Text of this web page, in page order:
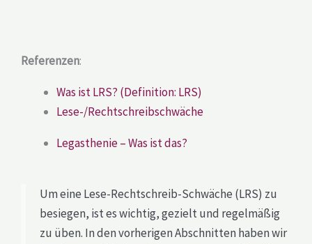
Referenzen:
Was ist LRS? (Definition: LRS)
Lese-/Rechtschreibschwäche
Legasthenie – Was ist das?
Um eine Lese-Rechtschreib-Schwäche (LRS) zu
besiegen, ist es wichtig, gezielt und regelmäßig
zu üben. In den vorherigen Abschnitten haben wir